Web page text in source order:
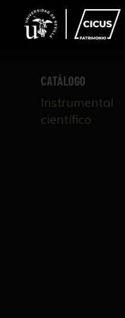
CATÁLOGO
Instrumental
científico